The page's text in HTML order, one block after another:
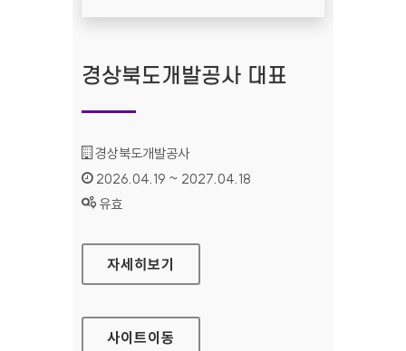
경상북도개발공사 대표
기관명 :
경상북도개발공사
인증기간 :
2026.04.19 ~ 2027.04.18
상태 :
유효
경상북도개발공사 대표
자세히보기
사이트이동